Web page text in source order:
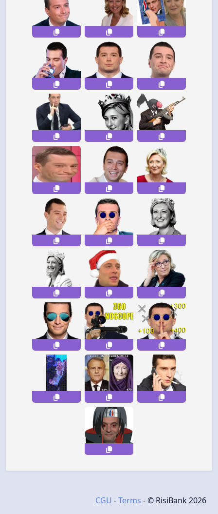
CGU -Terms - © RisiBank 2026